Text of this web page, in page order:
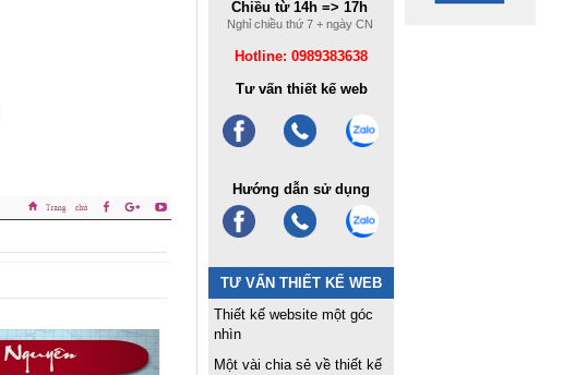
Chiều từ 14h => 17h
Nghỉ chiều thứ 7 + ngày CN
Hotline: 0989383638
Tư vấn thiết kế web
Hướng dẫn sử dụng
TƯ VẤN THIẾT KẾ WEB
Thiết kế website một góc
nhìn
Một vài chia sẻ về thiết kế